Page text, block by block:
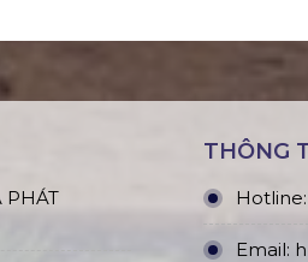
PHÁT
THÔNG
Hotline:
Email: